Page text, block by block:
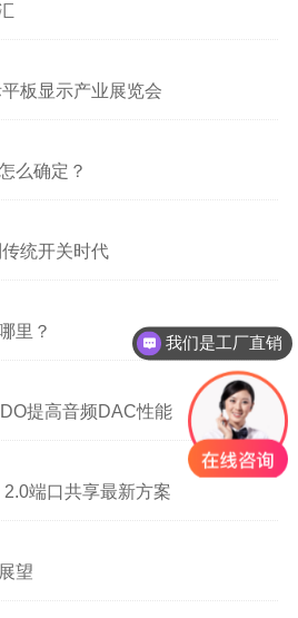
板显示产业展览会
么确定？
统开关时代
里？
提高音频DAC性能
端口共享最新方案
望
我们是工厂直销